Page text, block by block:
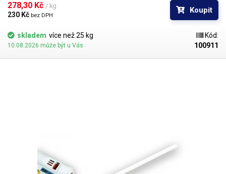
278,30 Kč / kg
230 Kč bez DPH
Koupit
skladem více než 25 kg
10.08.2026 může být u Vás
Kód:
100911